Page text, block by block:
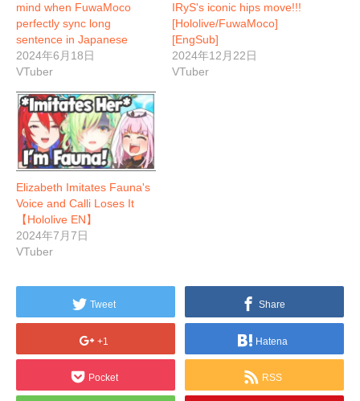
mind when FuwaMoco
perfectly sync long
sentence in Japanese
2024年6月18日
VTuber
IRyS's iconic hips move!!!
[Hololive/FuwaMoco]
[EngSub]
2024年12月22日
VTuber
Elizabeth Imitates Fauna's
Voice and Calli Loses It
【Hololive EN】
2024年7月7日
VTuber
Tweet Share
+1 Hatena
Pocket RSS